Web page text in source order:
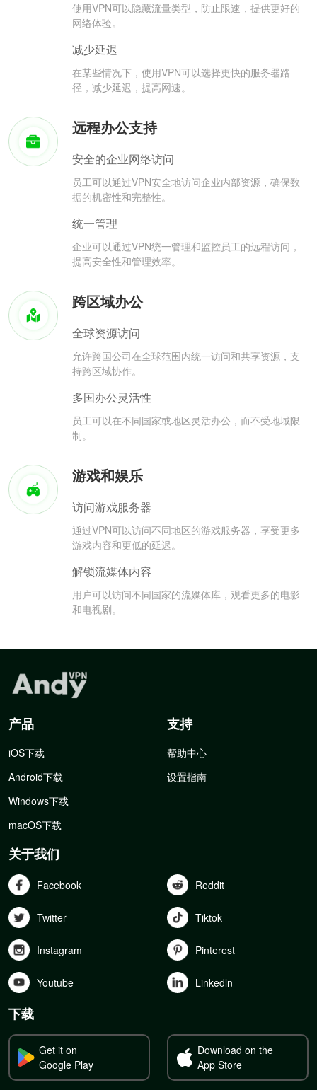
使用VPN可以隐藏流量类型，防止限速，提供更好的
网络体验。
减少延迟
在某些情况下，使用VPN可以选择更快的服务器路
径，减少延迟，提高网速。
远程办公支持
安全的企业网络访问
员工可以通过VPN安全地访问企业内部资源，确保数
据的机密性和完整性。
统一管理
企业可以通过VPN统一管理和监控员工的远程访问，
提高安全性和管理效率。
跨区域办公
全球资源访问
允许跨国公司在全球范围内统一访问和共享资源，支
持跨区域协作。
多国办公灵活性
员工可以在不同国家或地区灵活办公，而不受地域限
制。
游戏和娱乐
访问游戏服务器
通过VPN可以访问不同地区的游戏服务器，享受更多
游戏内容和更低的延迟。
解锁流媒体内容
用户可以访问不同国家的流媒体库，观看更多的电影
和电视剧。
产品
iOS下载
Android下载
Windows下载
macOS下载
支持
帮助中心
设置指南
关于我们
Facebook Reddit
Twitter Tiktok
Instagram Pinterest
Youtube Linkedln
下载
Get it on
Google Play
Download on the
App Store